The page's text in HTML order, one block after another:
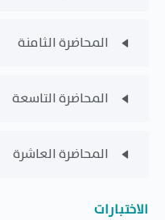
المحاضرة الثامنة
المحاضرة التاسعة
المحاضرة العاشرة
الاختبارات